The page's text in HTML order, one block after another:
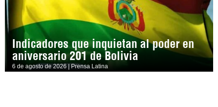
Indicadores que inquietan al poder en
aniversario 201 de Bolivia
6 de agosto de 2026 | Prensa Latina